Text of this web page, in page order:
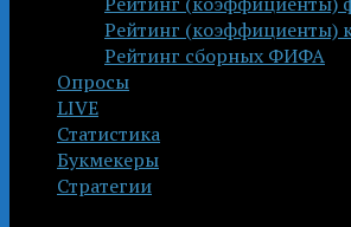
Рейтинг (коэффициенты)
Рейтинг сборных ФИФА
Опросы
LIVE
Статистика
Букмекеры
Стратегии